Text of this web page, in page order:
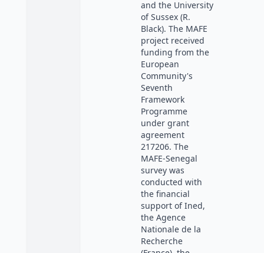
and the University
of Sussex (R.
Black). The MAFE
project received
funding from the
European
Community's
Seventh
Framework
Programme
under grant
agreement
217206. The
MAFE-Senegal
survey was
conducted with
the financial
support of Ined,
the Agence
Nationale de la
Recherche